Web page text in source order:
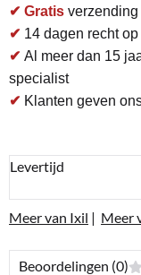
✔ Gratis
✔ 14 dagen recht
✔ Al meer dan 15
specialist
✔ Klanten geven
Levertijd
Meer van Ixil | Meer
Beoordelingen (0)